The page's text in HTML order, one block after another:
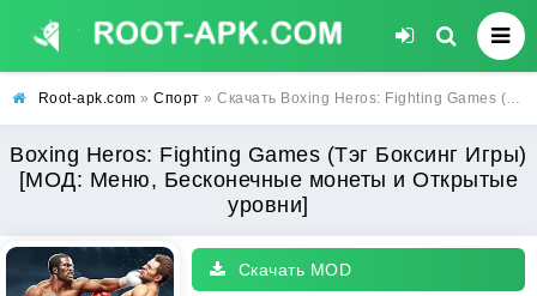
Root-apk.com » Спорт » Скачать Boxing Heros: Fighting Games (Тэг Боксинг Игры) [МОД: Меню, Бесконечные монеты и Открытые уровни] | Взлом Boxing Heros: Fighting Games на Андроид
Boxing Heros: Fighting Games (Тэг Боксинг Игры)
[МОД: Меню, Бесконечные монеты и Открытые
уровни]
Скачать MOD